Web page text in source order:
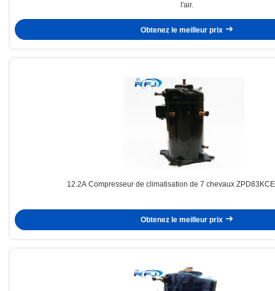
l'air.
Obtenez le meilleur prix
12.2A Compresseur de climatisation de 7 chevaux
Obtenez le meilleur prix